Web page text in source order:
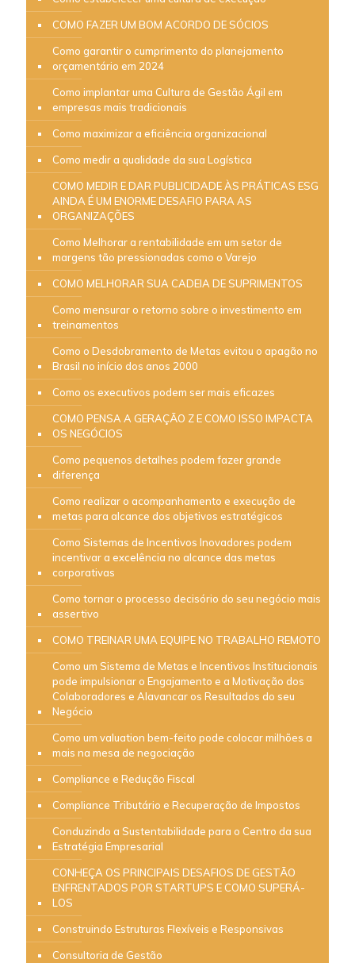
COMO FAZER UM BOM ACORDO DE SÓCIOS
Como garantir o cumprimento do planejamento
orçamentário em 2024
Como implantar uma Cultura de Gestão Ágil em
empresas mais tradicionais
Como maximizar a eficiência organizacional
Como medir a qualidade da sua Logística
COMO MEDIR E DAR PUBLICIDADE ÀS PRÁTICAS ESG
AINDA É UM ENORME DESAFIO PARA AS
ORGANIZAÇÕES
Como Melhorar a rentabilidade em um setor de
margens tão pressionadas como o Varejo
COMO MELHORAR SUA CADEIA DE SUPRIMENTOS
Como mensurar o retorno sobre o investimento em
treinamentos
Como o Desdobramento de Metas evitou o apagão no
Brasil no início dos anos 2000
Como os executivos podem ser mais eficazes
COMO PENSA A GERAÇÃO Z E COMO ISSO IMPACTA
OS NEGÓCIOS
Como pequenos detalhes podem fazer grande
diferença
Como realizar o acompanhamento e execução de
metas para alcance dos objetivos estratégicos
Como Sistemas de Incentivos Inovadores podem
incentivar a excelência no alcance das metas
corporativas
Como tornar o processo decisório do seu negócio mais
assertivo
COMO TREINAR UMA EQUIPE NO TRABALHO REMOTO
Como um Sistema de Metas e Incentivos Institucionais
pode impulsionar o Engajamento e a Motivação dos
Colaboradores e Alavancar os Resultados do seu
Negócio
Como um valuation bem-feito pode colocar milhões a
mais na mesa de negociação
Compliance e Redução Fiscal
Compliance Tributário e Recuperação de Impostos
Conduzindo a Sustentabilidade para o Centro da sua
Estratégia Empresarial
CONHEÇA OS PRINCIPAIS DESAFIOS DE GESTÃO
ENFRENTADOS POR STARTUPS E COMO SUPERÁ-
LOS
Construindo Estruturas Flexíveis e Responsivas
Consultoria de Gestão